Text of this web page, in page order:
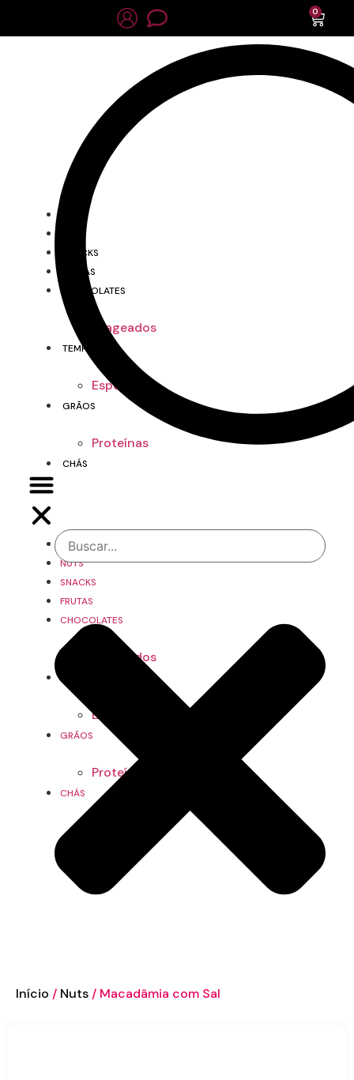
0
NUTS
SNACKS
FRUTAS
CHOCOLATES
Drageados
TEMPEROS
Especiarias
GRÃOS
Proteínas
CHÁS
LOJA
NUTS
SNACKS
FRUTAS
CHOCOLATES
Drageados
Especiarias
GRÃOS
Proteínas
CHÁS
Início / Nuts / Macadâmia com Sal